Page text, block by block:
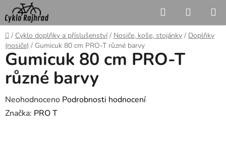
Přejít
na
obsah
Hledat
KOŠÍK
Domů
/ Cyklo doplňky a příslušenství / Nosiče, koše, stojánky / Doplňky
(nosiče) / Gumicuk 80 cm PRO-T různé barvy
Gumicuk 80 cm PRO-T
různé barvy
Průměrné
hodnocení
Neohodnoceno Podrobnosti hodnocení
Značka: PRO T